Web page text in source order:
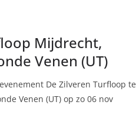
Mijdrecht,
Venen (UT)
De Zilveren Turfloop te
Venen (UT) op zo 06 nov